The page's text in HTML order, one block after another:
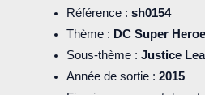
Référence : sh0154
Thème : DC Super
Sous-thème : Justice
Année de sortie : 2015